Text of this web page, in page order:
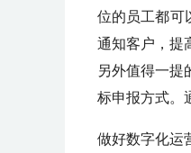
位的员工都可
通知客户，提
另外值得一
标申报方式。
做好数字化运